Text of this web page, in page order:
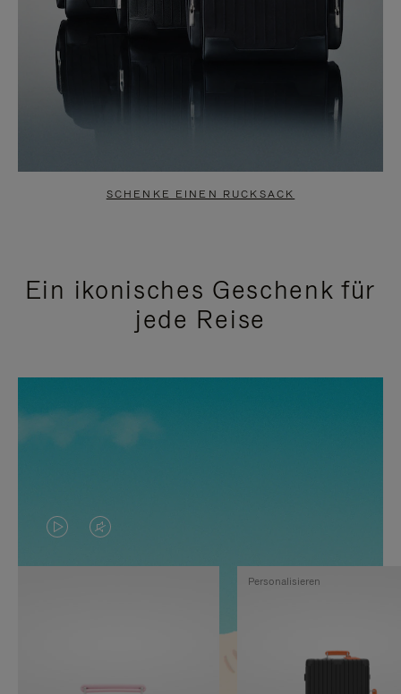
SCHENKE EINEN RUCKSACK
Ein ikonisches Geschenk für
jede Reise
DAS
VIDEO
VIDEO
IST
Personalisieren